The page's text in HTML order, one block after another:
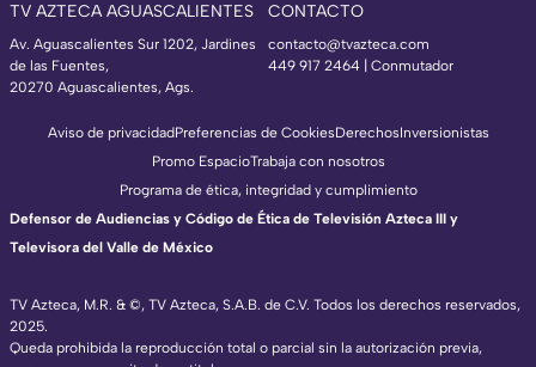
TV AZTECA AGUASCALIENTES
Av. Aguascalientes Sur 1202, Jardines
de las Fuentes,
20270 Aguascalientes, Ags.
CONTACTO
contacto@tvazteca.com
449 917 2464 | Conmutador
TV Azteca, M.R. & ©, TV Azteca, S.A.B. de C.V. Todos los derechos reservados,
2025.
Queda prohibida la reproducción total o parcial sin la autorización previa,
Aviso de privacidadPreferencias de CookiesDerechosInversionistas
Promo EspacioTrabaja con nosotros
Programa de ética, integridad y cumplimiento
Defensor de Audiencias y Código de Ética de Televisión Azteca III y
Televisora del Valle de México